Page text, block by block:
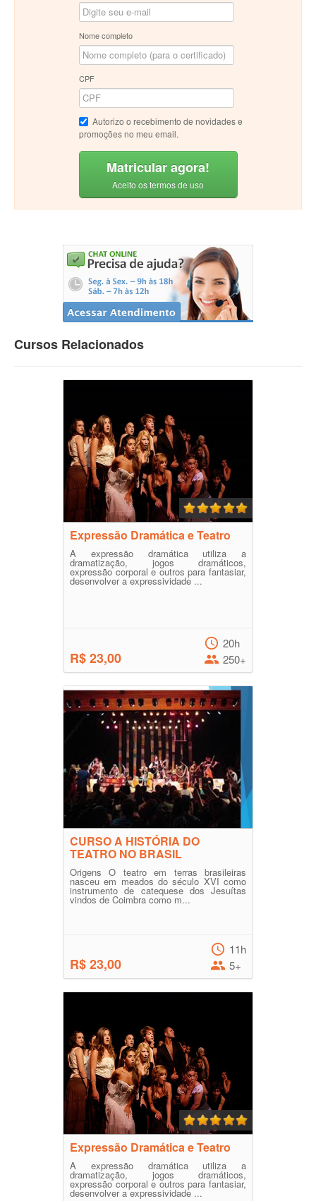
Nome completo
CPF
Autorizo o recebimento de novidades e
promoções no meu email.
Matricular agora!
Aceito os termos de uso
Cursos Relacionados
Expressão Dramática e Teatro
A expressão dramática utiliza a
dramatização, jogos dramáticos,
expressão corporal e outros para fantasiar,
desenvolver a expressividade ...
R$ 23,00
20h
250+
CURSO A HISTÓRIA DO
TEATRO NO BRASIL
Origens O teatro em terras brasileiras
nasceu em meados do século XVI como
instrumento de catequese dos Jesuítas
vindos de Coimbra como m...
R$ 23,00
11h
5+
Expressão Dramática e Teatro
A expressão dramática utiliza a
dramatização, jogos dramáticos,
expressão corporal e outros para fantasiar,
desenvolver a expressividade ...